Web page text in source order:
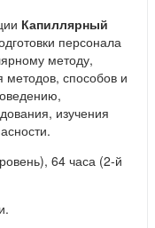
Капиллярный
персонала
методу,
методов, способов и
изучения
64 часа (2-й